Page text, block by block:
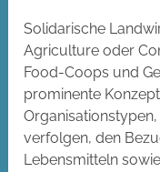
Solidarische
Agriculture oder
Food-Coops und
prominente
verfolgen, den
Lebensmitteln